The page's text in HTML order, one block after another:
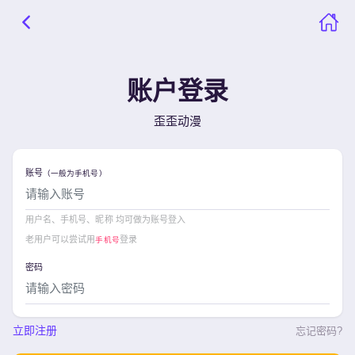
账户登录
歪歪动漫
账号 （一般为手机号）
用户名、手机号、昵称 均可做为账号登入
老用户可以尝试用手机号登录
密码
立即注册 忘记密码?